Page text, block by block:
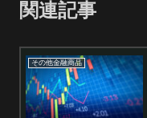
関連記事
その他金融商品